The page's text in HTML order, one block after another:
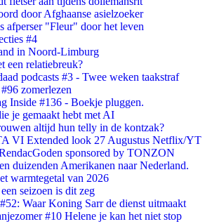
door Afghaanse asielzoeker
afperser "Fleur" door het leven
#4
in Noord-Limburg
een relatiebreuk?
podcasts #3 - Twee weken taakstraf
zomerlezen
Inside #136 - Boekje pluggen.
je gemaakt hebt met AI
altijd hun telly in de kontzak?
VI Extended look 27 Augustus Netflix/YT
sponsored by TONZON
duizenden Amerikanen naar Nederland.
warmtegetal van 2026
seizoen is dit zeg
Waar Koning Sarr de dienst uitmaakt
#10 Helene je kan het niet stop